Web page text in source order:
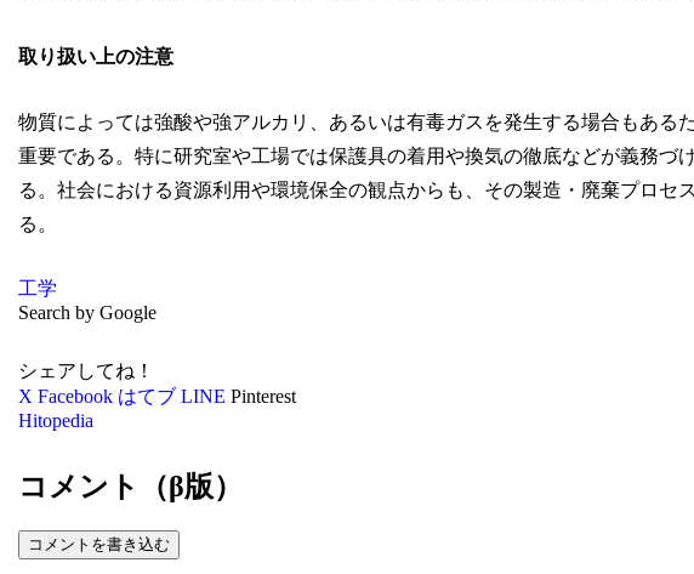
取り扱い上の注意
物質によっては強酸や強アルカリ、あるいは有毒ガスを発生する場合もあるた
重要である。特に研究室や工場では保護具の着用や換気の徹底などが義務づ
る。社会における資源利用や環境保全の観点からも、その製造・廃棄プロセ
る。
工学
Search by Google
シェアしてね！
X Facebook はてブ LINE Pinterest
Hitopedia
コメント（β版）
コメントを書き込む